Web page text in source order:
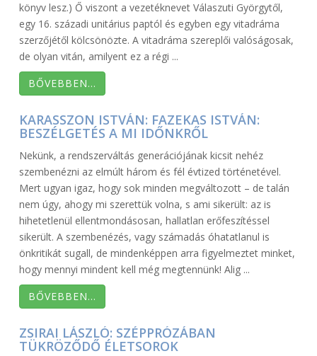
könyv lesz.) Ő viszont a vezetéknevet Válaszuti Györgytől,
egy 16. századi unitárius paptól és egyben egy vitadráma
szerzőjétől kölcsönözte. A vitadráma szereplői valóságosak,
de olyan vitán, amilyent ez a régi ...
BŐVEBBEN…
KARASSZON ISTVÁN: FAZEKAS ISTVÁN:
BESZÉLGETÉS A MI IDŐNKRŐL
Nekünk, a rendszerváltás generációjának kicsit nehéz
szembenézni az elmúlt három és fél évtized történetével.
Mert ugyan igaz, hogy sok minden megváltozott – de talán
nem úgy, ahogy mi szerettük volna, s ami sikerült: az is
hihetetlenül ellentmondásosan, hallatlan erőfeszítéssel
sikerült. A szembenézés, vagy számadás óhatatlanul is
önkritikát sugall, de mindenképpen arra figyelmeztet minket,
hogy mennyi mindent kell még megtennünk! Alig ...
BŐVEBBEN…
ZSIRAI LÁSZLÓ: SZÉPPRÓZÁBAN
TÜKRÖZŐDŐ ÉLETSOROK